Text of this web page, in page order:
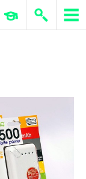
ERP 與商業 AI